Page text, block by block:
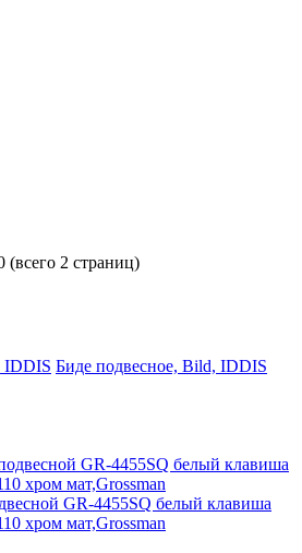
(всего 2 страниц)
Биде подвесное, Bild, IDDIS
GR-4455SQ белый клавиша
хром мат,Grossman